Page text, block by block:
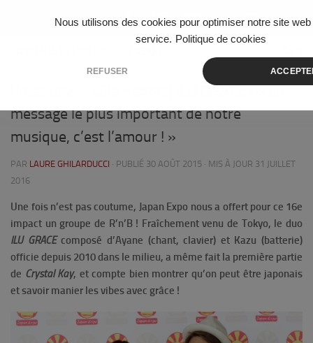
Nous utilisons des cookies pour optimiser notre site web
service. Politique de cookies
REFUSER
Skip to content
[Interview + Live Report] ILU GRACE : « Le
message le plus important de notre
musique, c’est l’amour ! »
PAR LAURE GHILARDUCCI · PUBLIÉ 30 AOÛT 2015 · MIS À JOUR 31 JUILLET
2016
Une fois n’est pas coutume, Japan Expo nous a offert pour ce 16e
impact un groupe de R’n’B ! Fraîchement venu de Tokyo, le duo
ILU GRACEcomposé d’Ayane (chant, clavier) et Kazu (batterie)
officie depuis 2010 dans le milieu, a même fait la première partie
de Crystal Kay, et compte bien montrer qu’on peut être japonais
et savoir manier les vibes avec grâce !